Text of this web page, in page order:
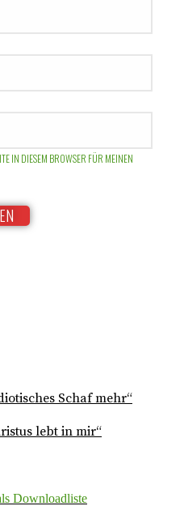
IN DIESEM BROWSER FÜR MEINEN
Schaf mehr“
lebt in mir“
Downloadliste